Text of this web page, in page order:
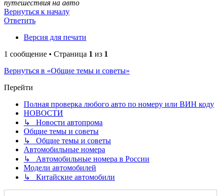
путешествия на авто
Вернуться к началу
Ответить
Версия для печати
1 сообщение • Страница 1 из 1
Вернуться в «Общие темы и советы»
Перейти
Полная проверка любого авто по номеру или ВИН коду
НОВОСТИ
↳ Новости автопрома
Общие темы и советы
↳ Общие темы и советы
Автомобильные номера
↳ Автомобильные номера в России
Модели автомобилей
↳ Китайские автомобили